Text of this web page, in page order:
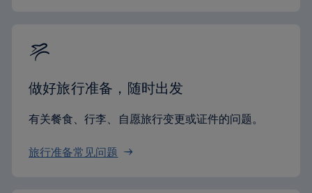
做好旅行准备，随时出发
有关餐食、行李、自愿旅行变更或证件的问题。
旅行准备常见问题